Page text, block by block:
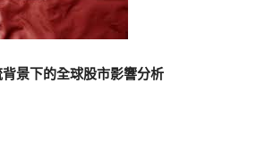
景下的全球股市影響分析